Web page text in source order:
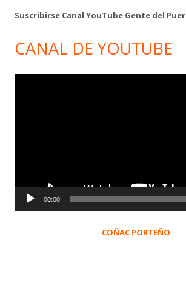
Suscribirse Canal YouTube Gente del
CANAL DE YOUTUBE
00:00
COÑAC PORTEÑO